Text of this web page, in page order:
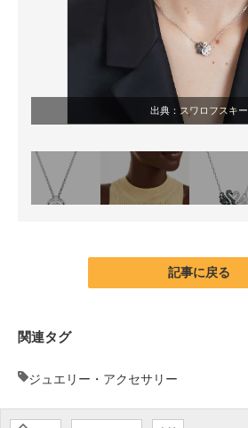
出典： スワロフスキー
記事に戻る
関連タグ
ジュエリー・アクセサリー